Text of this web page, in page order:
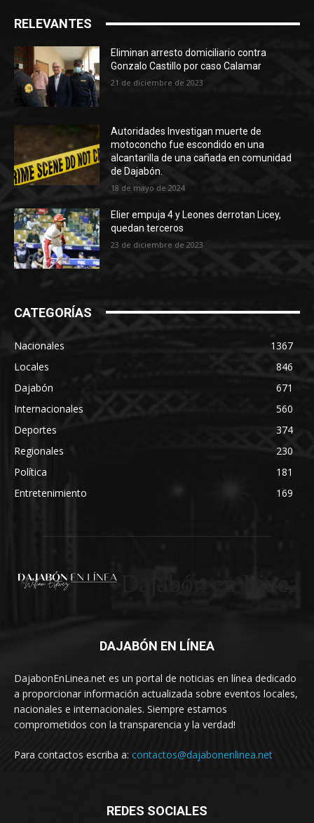
RELEVANTES
Eliminan arresto domiciliario contra
Gonzalo Castillo por caso Calamar
21 de diciembre de 2023
Autoridades Investigan muerte de
motoconcho fue escondido en una
alcantarilla de una cañada en comunidad
de Dajabón.
18 de mayo de 2024
Elier empuja 4 y Leones derrotan Licey,
quedan terceros
23 de diciembre de 2023
CATEGORÍAS
Nacionales
1367
Locales
846
Dajabón
671
Internacionales
560
Deportes
374
Regionales
230
Política
181
Entretenimiento
169
DAJABÓN EN LÍNEA
DajabonEnLinea.net es un portal de noticias en línea dedicado
a proporcionar información actualizada sobre eventos locales,
nacionales e internacionales. Siempre estamos
comprometidos con la transparencia y la verdad!
Para contactos escriba a: contactos@dajabonenlinea.net
REDES SOCIALES